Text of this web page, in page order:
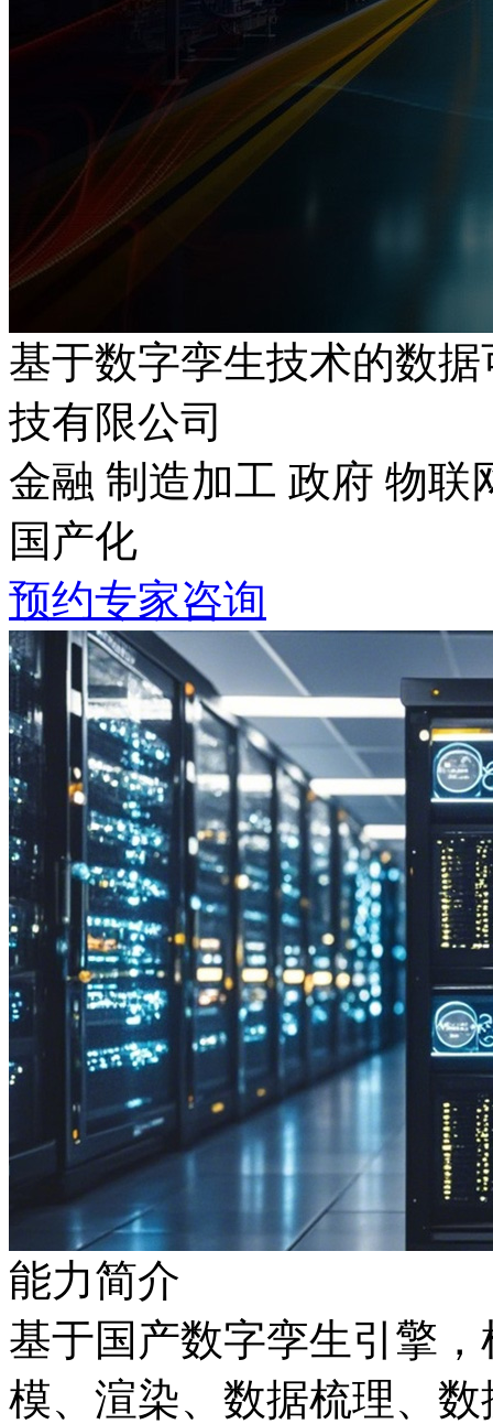
基于数字孪生技术的数
技有限公司
金融 制造加工 政府 物联
国产化
预约专家咨询
能力简介
基于国产数字孪生引擎
模、渲染、数据梳理